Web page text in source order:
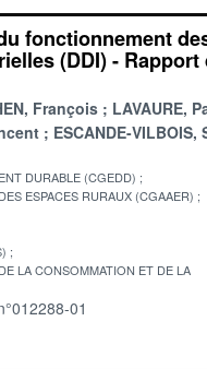
fonctionnement
(DDI) - Rapport
François
LAVAURE,
ESCANDE-VILBOIS,
DURABLE (CGEDD)
ESPACES RURAUX (CGAAER)
LA CONSOMMATION ET DE LA
01